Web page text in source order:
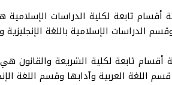
تابعة لكلية الدراسات
الدراسات الإسلامية باللغة
تابعة لكلية الشريعة والقانون
اللغة العربية وآدابها وقسم اللغة